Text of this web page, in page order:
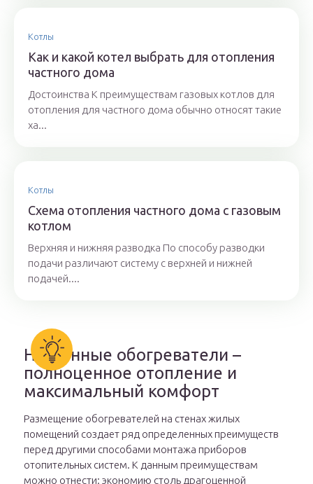
Котлы
Как и какой котел выбрать для отопления
частного дома
Достоинства К преимуществам газовых котлов для
отопления для частного дома обычно относят такие
ха...
Котлы
Схема отопления частного дома с газовым
котлом
Верхняя и нижняя разводка По способу разводки
подачи различают систему с верхней и нижней
подачей....
Настенные обогреватели –
полноценное отопление и
максимальный комфорт
Размещение обогревателей на стенах жилых
помещений создает ряд определенных преимуществ
перед другими способами монтажа приборов
отопительных систем. К данным преимуществам
можно отнести: экономию столь драгоценной